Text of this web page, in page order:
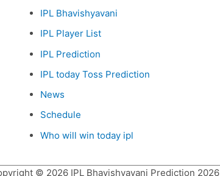
IPL Bhavishyavani
IPL Player List
IPL Prediction
IPL today Toss Prediction
News
Schedule
Who will win today ipl
© 2026 IPL Bhavishyavani Prediction 2026